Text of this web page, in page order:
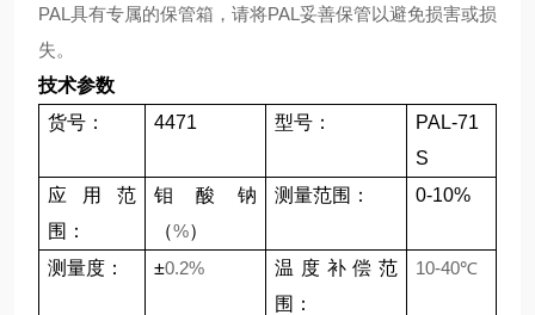
PAL 具有专属的保管箱，请将PAL 妥善保管以避免损害或损
失。
技术参数
货号：
4471 型号：
PAL-71
S
应用范
围：
钼酸钠
（%）
测量范围： 0-10%
测量度： ±0.2%
温度补偿范
围：
10-40℃